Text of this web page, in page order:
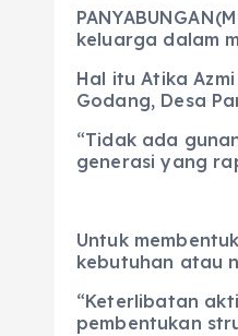
keluarga dalam
Hal itu Atika
Godang, Desa
“Tidak ada
generasi yang
Untuk
kebutuhan atau
“Keterlibatan
pembentukan